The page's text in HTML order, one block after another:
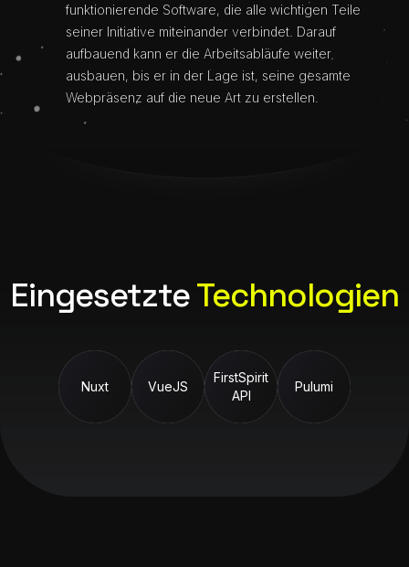
funktionierende Software, die alle wichtigen Teile
seiner Initiative miteinander verbindet. Darauf
aufbauend kann er die Arbeitsabläufe weiter
ausbauen, bis er in der Lage ist, seine gesamte
Webpräsenz auf die neue Art zu erstellen.
EingesetzteTechnologien
Nuxt VueJS
FirstSpirit
API
Pulumi